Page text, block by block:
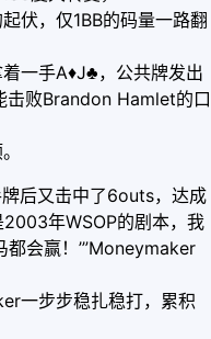
伏，仅1BB的码量一路翻
一手A♦J♣，公共牌发出
败Brandon Hamlet的口
后又击中了6outs，达成
2003年WSOP的剧本，我
会赢！’”Moneymaker
一步步稳扎稳打，累积